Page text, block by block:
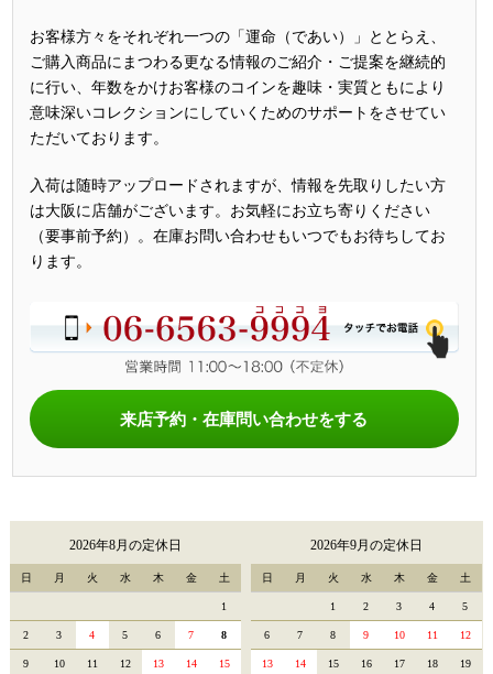
お客様方々をそれぞれ一つの「運命（であい）」ととらえ、
ご購入商品にまつわる更なる情報のご紹介・ご提案を継続的
に行い、年数をかけお客様のコインを趣味・実質ともにより
意味深いコレクションにしていくためのサポートをさせてい
ただいております。
入荷は随時アップロードされますが、情報を先取りしたい方
は大阪に店舗がございます。お気軽にお立ち寄りください
（要事前予約）。在庫お問い合わせもいつでもお待ちしてお
ります。
来店予約・在庫問い合わせをする
2026年8月の定休日
日 月 火 水 木 金 土
1
2 3 4 5 6 7 8
9 10 11 12 13 14 15
2026年9月の定休日
日 月 火 水 木 金 土
1 2 3 4 5
6 7 8 9 10 11 12
13 14 15 16 17 18 19